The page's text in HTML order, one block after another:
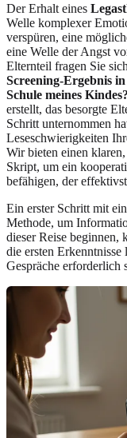
Der Erhalt eines
Welle komplexer
verspüren, eine
eine Welle der Angst
Elternteil fragen Sie
Screening-Ergebnis
Schule meines Kindes?
erstellt, das besorgte
Schritt unternommen
Leseschwierigkeiten
Wir bieten einen
Skript, um ein
befähigen, der
Ein erster Schritt mit
Methode, um
dieser Reise beginnen,
die ersten
Gespräche erforderlich